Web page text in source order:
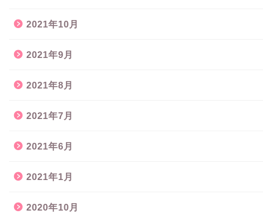
2021年10月
2021年9月
2021年8月
2021年7月
2021年6月
2021年1月
2020年10月